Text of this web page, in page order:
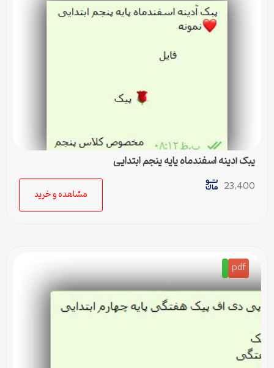
پبک آدینه اسفندماه پایه پنجم ابتدایی
23,400
مشاهده و خرید
pdf